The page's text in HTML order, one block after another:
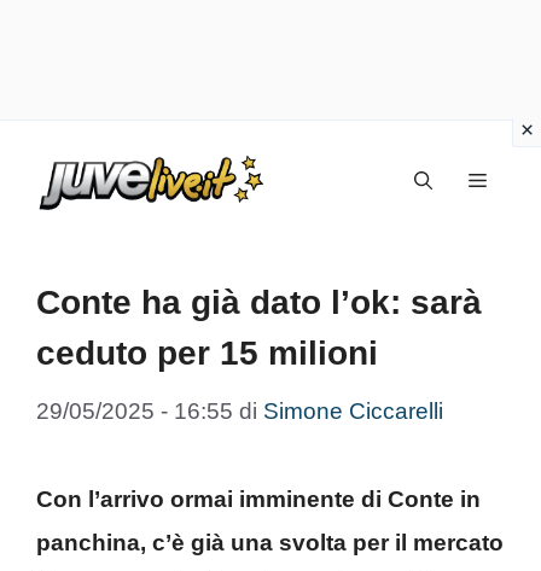
Menu
Conte ha già dato l’ok: sarà
ceduto per 15 milioni
29/05/2025 - 16:55 di Simone Ciccarelli
Con l’arrivo ormai imminente di Conte in
panchina, c’è già una svolta per il mercato